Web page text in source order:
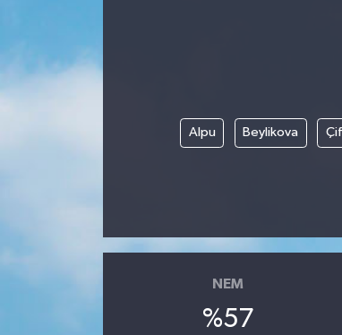
Alpu Beylikova
NEM
%57
Hava Durumu